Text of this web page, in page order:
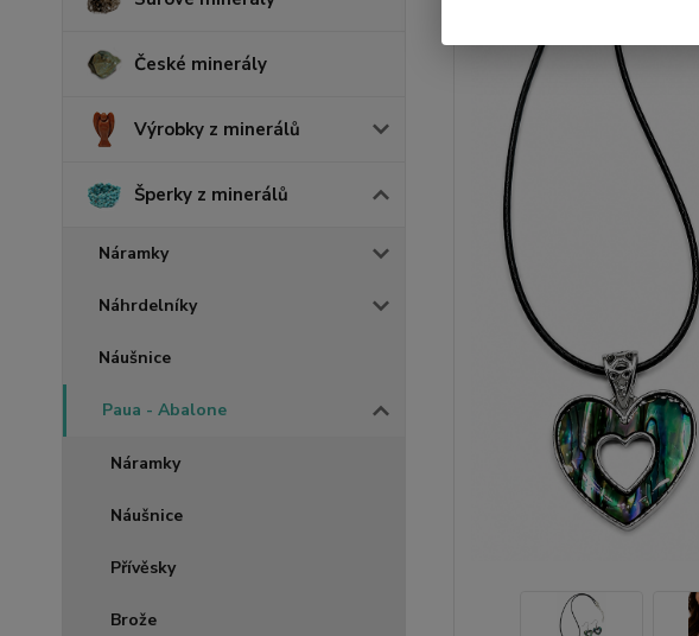
České minerály
Výrobky z minerálů
Šperky z minerálů
Náramky
Náhrdelníky
Náušnice
Paua - Abalone
Náramky
Náušnice
Přívěsky
Brože